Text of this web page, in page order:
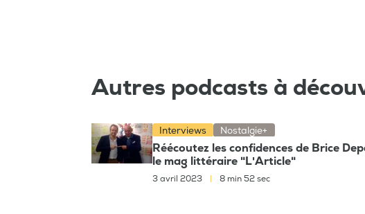
Autres podcasts à
Interviews Nostalgie+
Réécoutez les confidences de Brice
le mag littéraire "L'Article"
3 avril 2023 8 min 52 sec